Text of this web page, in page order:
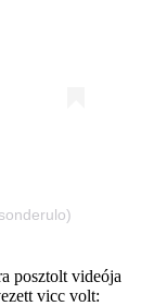
posztolt videója
vicc volt: